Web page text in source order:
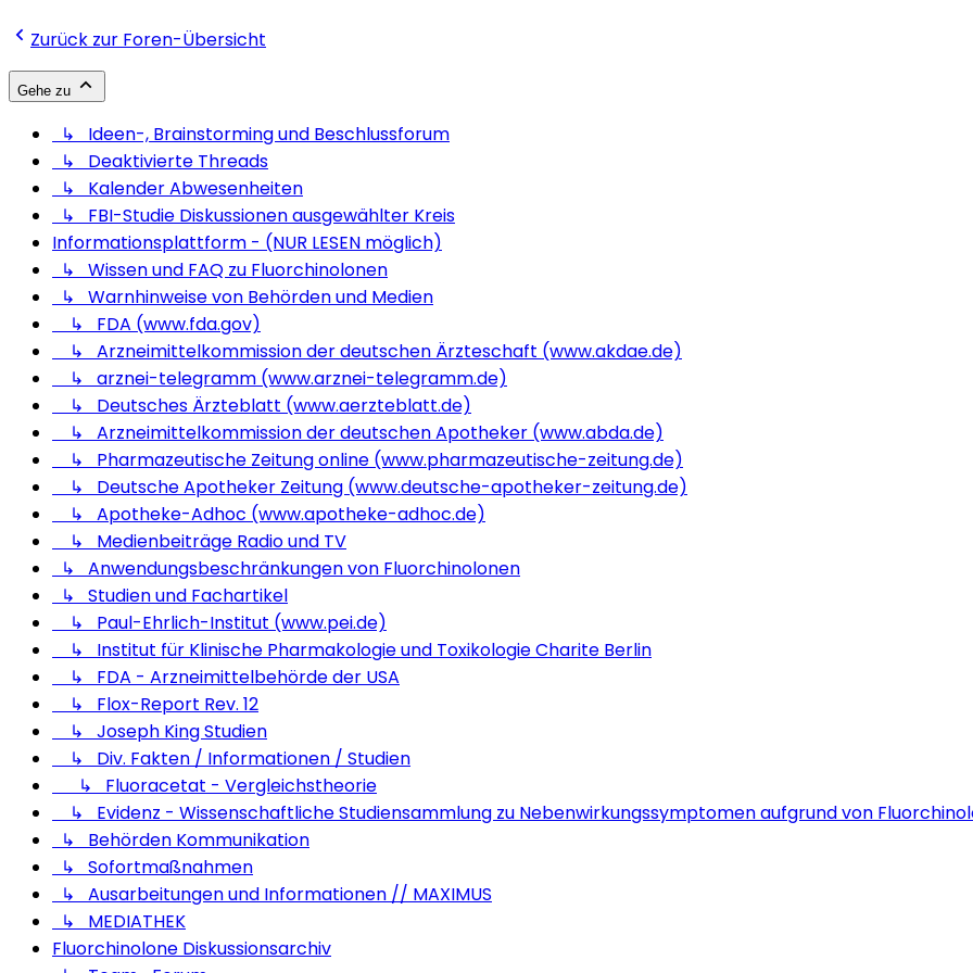
Zurück zur Foren-Übersicht
Gehe zu
↳ Ideen-, Brainstorming und Beschlussforum
↳ Deaktivierte Threads
↳ Kalender Abwesenheiten
↳ FBI-Studie Diskussionen ausgewählter Kreis
Informationsplattform - (NUR LESEN möglich)
↳ Wissen und FAQ zu Fluorchinolonen
↳ Warnhinweise von Behörden und Medien
↳ FDA (www.fda.gov)
↳ Arzneimittelkommission der deutschen Ärzteschaft (www.akdae.de)
↳ arznei-telegramm (www.arznei-telegramm.de)
↳ Deutsches Ärzteblatt (www.aerzteblatt.de)
↳ Arzneimittelkommission der deutschen Apotheker (www.abda.de)
↳ Pharmazeutische Zeitung online (www.pharmazeutische-zeitung.de)
↳ Deutsche Apotheker Zeitung (www.deutsche-apotheker-zeitung.de)
↳ Apotheke-Adhoc (www.apotheke-adhoc.de)
↳ Medienbeiträge Radio und TV
↳ Anwendungsbeschränkungen von Fluorchinolonen
↳ Studien und Fachartikel
↳ Paul-Ehrlich-Institut (www.pei.de)
↳ Institut für Klinische Pharmakologie und Toxikologie Charite Berlin
↳ FDA - Arzneimittelbehörde der USA
↳ Flox-Report Rev. 12
↳ Joseph King Studien
↳ Div. Fakten / Informationen / Studien
↳ Fluoracetat - Vergleichstheorie
↳ Evidenz - Wissenschaftliche Studiensammlung zu Nebenwirkungssymptomen aufgrund von
↳ Behörden Kommunikation
↳ Sofortmaßnahmen
↳ Ausarbeitungen und Informationen // MAXIMUS
↳ MEDIATHEK
Fluorchinolone Diskussionsarchiv